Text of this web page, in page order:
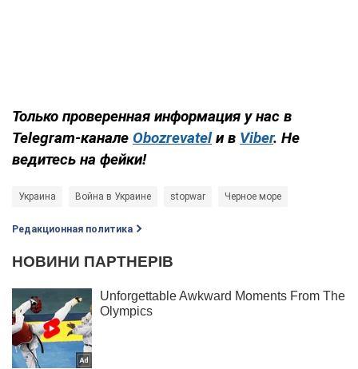
Только проверенная информация у нас в
Telegram-канале Obozrevatel и в Viber. Не
ведитесь на фейки!
Украина Война в Украине stopwar Черное море
Редакционная политика